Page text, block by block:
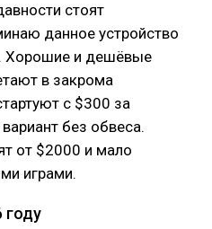
стоят
данное устройство
Хорошие и дешёвые
в закрома
с $300 за
без обвеса.
от $2000 и мало
играми.
году